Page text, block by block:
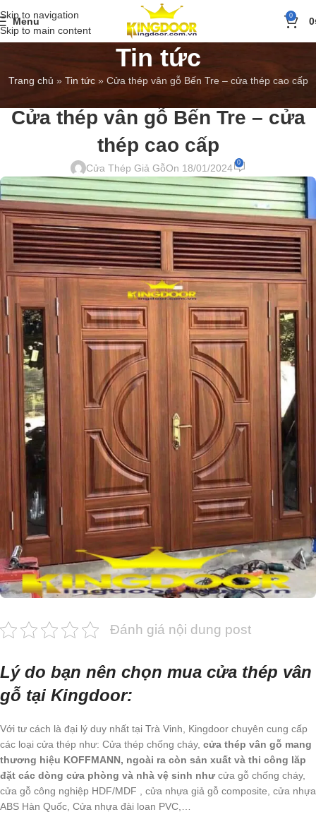
Skip to navigation
Skip to main content
Menu 0 0
Tin tức
Trang chủ » Tin tức» Cửa thép vân gỗ Bến Tre – cửa thép cao cấp
BÁO GIÁ,
Cửa thép vân gỗ Bến Tre – cửa
thép cao cấp
Cửa Thép Giả GỗOn 18/01/2024 0
Đánh giá nội dung post
Lý do bạn nên chọn mua cửa thép vân
gỗ tại Kingdoor:
Với tư cách là đại lý duy nhất tại Trà Vinh, Kingdoor chuyên cung cấp
các loại cửa thép như: Cửa thép chống cháy, cửa thép vân gỗ mang
thương hiệu KOFFMANN, ngoài ra còn sản xuất và thi công lăp
đặt các dòng cửa phòng và nhà vệ sinh như cửa gỗ chống cháy,
cửa gỗ công nghiệp HDF/MDF , cửa nhựa giả gỗ composite, cửa nhựa
ABS Hàn Quốc, Cửa nhựa đài loan PVC,…